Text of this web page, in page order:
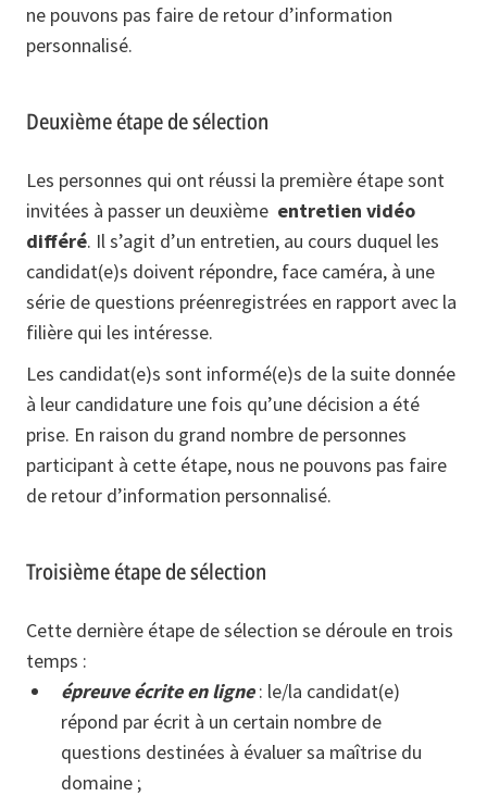
ne pouvons pas faire de retour d’information
personnalisé.
Deuxième étape de sélection
Les personnes qui ont réussi la première étape sont
invitées à passer un deuxième entretien vidéo
différé. Il s’agit d’un entretien, au cours duquel les
candidat(e)s doivent répondre, face caméra, à une
série de questions préenregistrées en rapport avec la
filière qui les intéresse.
Les candidat(e)s sont informé(e)s de la suite donnée
à leur candidature une fois qu’une décision a été
prise. En raison du grand nombre de personnes
participant à cette étape, nous ne pouvons pas faire
de retour d’information personnalisé.
Troisième étape de sélection
Cette dernière étape de sélection se déroule en trois
temps :
épreuve écrite en ligne: le/la candidat(e)
répond par écrit à un certain nombre de
questions destinées à évaluer sa maîtrise du
domaine ;